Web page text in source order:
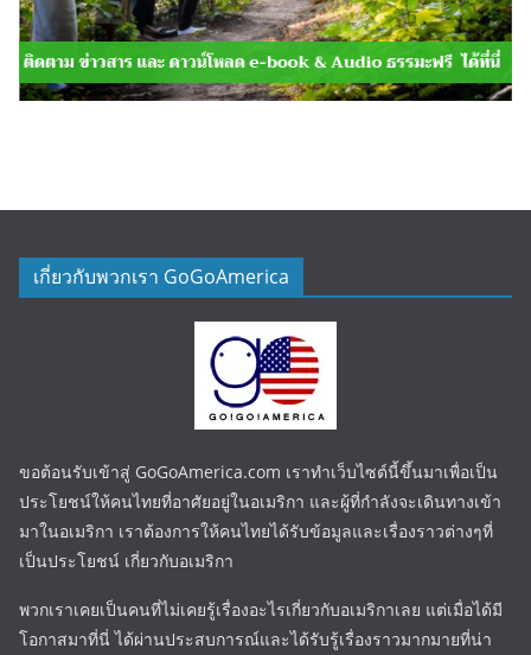
เกี่ยวกับพวกเรา GoGoAmerica
ขอต้อนรับเข้าสู่ GoGoAmerica.com เราทำเว็บไซต์นี้ขึ้นมาเพื่อเป็น
ประโยชน์ให้คนไทยที่อาศัยอยู่ในอเมริกา และผู้ที่กำลังจะเดินทางเข้า
มาในอเมริกา เราต้องการให้คนไทยได้รับข้อมูลและเรื่องราวต่างๆที่
เป็นประโยชน์ เกี่ยวกับอเมริกา
พวกเราเคยเป็นคนที่ไม่เคยรู้เรื่องอะไรเกี่ยวกับอเมริกาเลย แต่เมื่อได้มี
โอกาสมาที่นี่ ได้ผ่านประสบการณ์และได้รับรู้เรื่องราวมากมายที่น่า